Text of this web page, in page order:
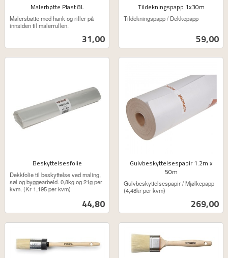
Malerbøtte Plast 8L
Pris
31,00
ekskl.
mva.
Malersbøtte med hank og riller på
innsiden til malerrullen.
Tildekningspapp 1x30m
Pris
59,00
ekskl.
Tildekningspapp / Dekkepapp
Beskyttelsesfolie
Pris
44,80
ekskl.
mva.
Dekkfolie til beskyttelse ved maling,
søl og byggearbeid. 0,8kg og 21g per
kvm. (Kr 1,195 per kvm)
Gulvbeskyttelsespapir 1.2m x
50m
Pris
269,00
ekskl.
mva.
Gulvbeskyttelsespapir / Mjølkepapp
(4,48kr per kvm)